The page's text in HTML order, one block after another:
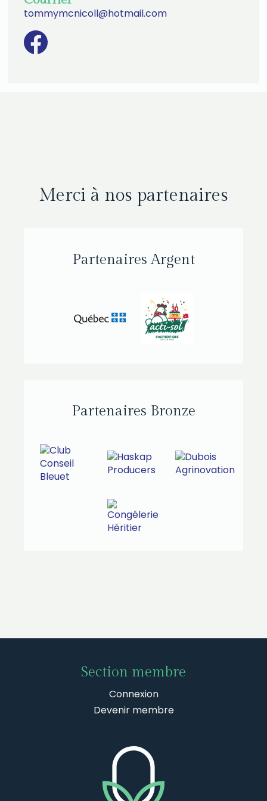
tommymcnicoll@hotmail.com
Merci à nos partenaires
Partenaires Argent
Partenaires Bronze
Section membre
Connexion
Devenir membre